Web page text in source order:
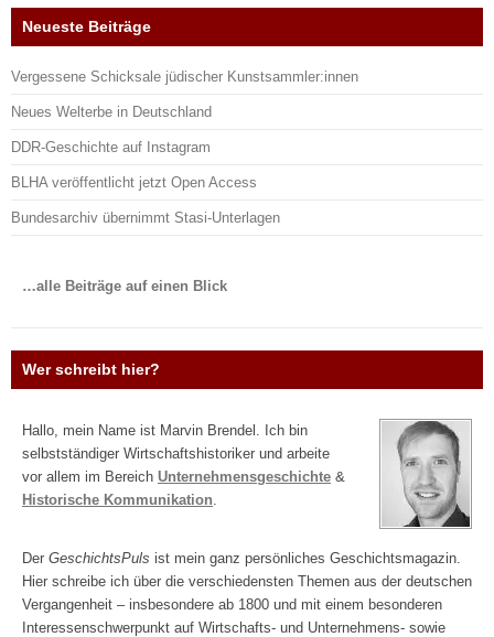
Neueste Beiträge
Vergessene Schicksale jüdischer Kunstsammler:innen
Neues Welterbe in Deutschland
DDR-Geschichte auf Instagram
BLHA veröffentlicht jetzt Open Access
Bundesarchiv übernimmt Stasi-Unterlagen
…alle Beiträge auf einen Blick
Wer schreibt hier?
Hallo, mein Name ist Marvin Brendel. Ich bin
selbstständiger Wirtschaftshistoriker und arbeite
vor allem im Bereich Unternehmensgeschichte &
Historische Kommunikation
Der GeschichtsPuls ist mein ganz persönliches Geschichtsmagazin.
Hier schreibe ich über die verschiedensten Themen aus der deutschen
Vergangenheit – insbesondere ab 1800 und mit einem besonderen
Interessenschwerpunkt auf Wirtschafts- und Unternehmens- sowie